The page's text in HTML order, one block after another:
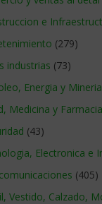
e
(279)
industrias (73)
Energia y Mineria
Medicina y Farmacia
(43)
Electronica e
(405)
Vestido, Calzado,